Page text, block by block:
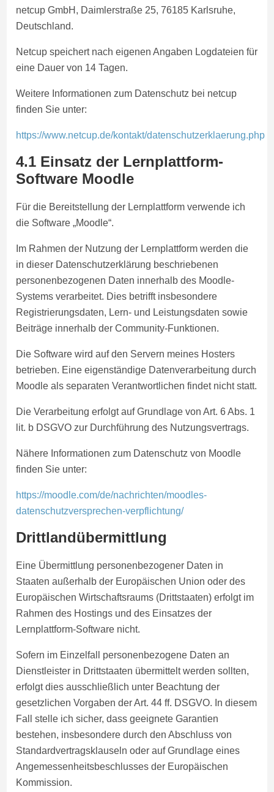
netcup GmbH, Daimlerstraße 25, 76185 Karlsruhe,
Deutschland.
Netcup speichert nach eigenen Angaben Logdateien für
eine Dauer von 14 Tagen.
Weitere Informationen zum Datenschutz bei netcup
finden Sie unter:
https://www.netcup.de/kontakt/datenschutzerklaerung.php
4.1 Einsatz der Lernplattform-
Software Moodle
Für die Bereitstellung der Lernplattform verwende ich
die Software „Moodle“.
Im Rahmen der Nutzung der Lernplattform werden die
in dieser Datenschutzerklärung beschriebenen
personenbezogenen Daten innerhalb des Moodle-
Systems verarbeitet. Dies betrifft insbesondere
Registrierungsdaten, Lern- und Leistungsdaten sowie
Beiträge innerhalb der Community-Funktionen.
Die Software wird auf den Servern meines Hosters
betrieben. Eine eigenständige Datenverarbeitung durch
Moodle als separaten Verantwortlichen findet nicht statt.
Die Verarbeitung erfolgt auf Grundlage von Art. 6 Abs. 1
lit. b DSGVO zur Durchführung des Nutzungsvertrags.
Nähere Informationen zum Datenschutz von Moodle
finden Sie unter:
https://moodle.com/de/nachrichten/moodles-
datenschutzversprechen-verpflichtung/
Drittlandübermittlung
Eine Übermittlung personenbezogener Daten in
Staaten außerhalb der Europäischen Union oder des
Europäischen Wirtschaftsraums (Drittstaaten) erfolgt im
Rahmen des Hostings und des Einsatzes der
Lernplattform-Software nicht.
Sofern im Einzelfall personenbezogene Daten an
Dienstleister in Drittstaaten übermittelt werden sollten,
erfolgt dies ausschließlich unter Beachtung der
gesetzlichen Vorgaben der Art. 44 ff. DSGVO. In diesem
Fall stelle ich sicher, dass geeignete Garantien
bestehen, insbesondere durch den Abschluss von
Standardvertragsklauseln oder auf Grundlage eines
Angemessenheitsbeschlusses der Europäischen
Kommission.